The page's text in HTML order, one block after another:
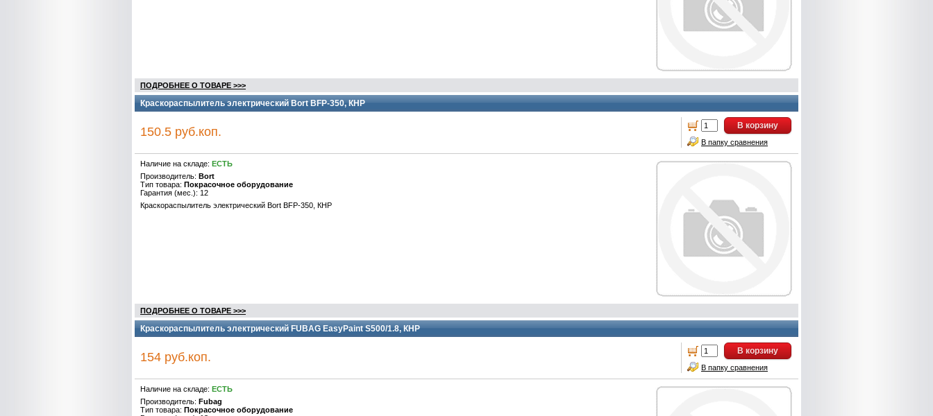
ПОДРОБНЕЕ О ТОВАРЕ >>>
Краскораспылитель электрический Bort BFP-350, КНР
150.5 руб.коп. В корзину
В папку сравнения
Наличие на складе: ЕСТЬ
Производитель: Bort
Тип товара: Покрасочное оборудование
Гарантия (мес.): 12
Краскораспылитель электрический Bort BFP-350, КНР
ПОДРОБНЕЕ О ТОВАРЕ >>>
Краскораспылитель электрический FUBAG EasyPaint S500/1.8, КНР
154 руб.коп. В корзину
В папку сравнения
Наличие на складе: ЕСТЬ
Производитель: Fubag
Тип товара: Покрасочное оборудование